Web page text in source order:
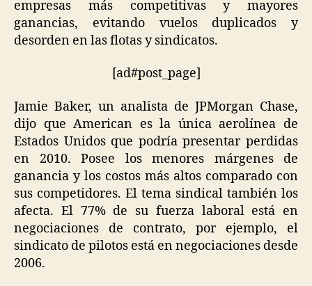
empresas más competitivas y mayores
ganancias, evitando vuelos duplicados y
desorden en las flotas y sindicatos.
[ad#post_page]
Jamie Baker, un analista de JPMorgan Chase,
dijo que American es la única aerolínea de
Estados Unidos que podría presentar perdidas
en 2010. Posee los menores márgenes de
ganancia y los costos más altos comparado con
sus competidores. El tema sindical también los
afecta. El 77% de su fuerza laboral está en
negociaciones de contrato, por ejemplo, el
sindicato de pilotos está en negociaciones desde
2006.